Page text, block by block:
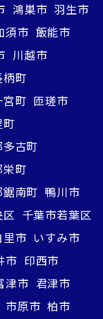
鴻巣市 羽生市
須市 飯能市
川越市
柄町
宮町 匝瑳市
町
古町
栄町
南町 鴨川市
区 千葉市若葉区
里市 いすみ市
市 印西市
津市 君津市
市原市 柏市